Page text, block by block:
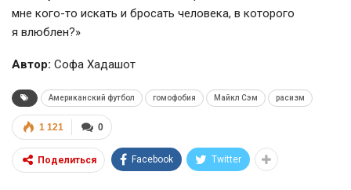
мне кого-то искать и бросать человека, в которого
я влюблен?»
Автор: Софа Хадашот
Американский футбол гомофобия Майкл Сэм расизм
0
1 121
Поделиться Facebook Twitter